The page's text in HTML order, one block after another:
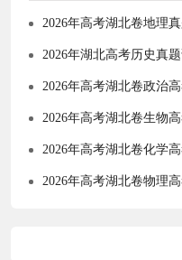
2026年高考湖北卷地理
2026年湖北高考历史真
2026年高考湖北卷政治
2026年高考湖北卷生物
2026年高考湖北卷化学
2026年高考湖北卷物理